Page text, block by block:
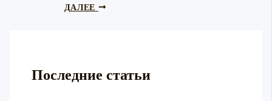
ДАЛЕЕ
Последние статьи